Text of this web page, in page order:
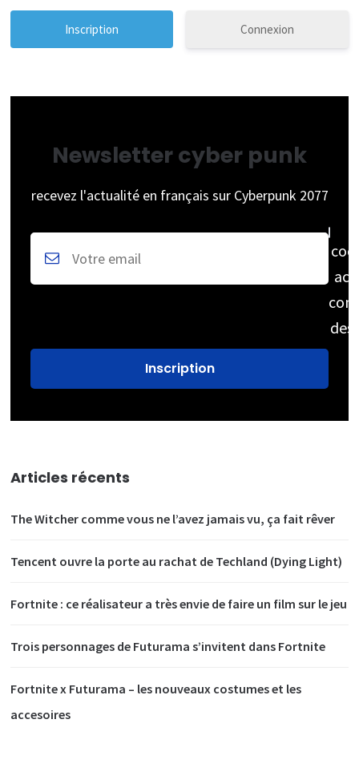
Connexion
Newsletter cyber punk
recevez l'actualité en français sur Cyberpunk 2077
des
Articles récents
The Witcher comme vous ne l’avez jamais vu, ça fait rêver
Tencent ouvre la porte au rachat de Techland (Dying Light)
Fortnite : ce réalisateur a très envie de faire un film sur le jeu
Trois personnages de Futurama s’invitent dans Fortnite
Fortnite x Futurama – les nouveaux costumes et les
accesoires